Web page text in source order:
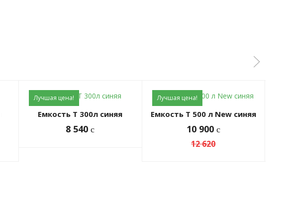
Лучшая цена!
Емкость Т 300л синяя
8 540c
Лучшая цена!
Емкость T 500 л New синяя
10 900 c
12 620